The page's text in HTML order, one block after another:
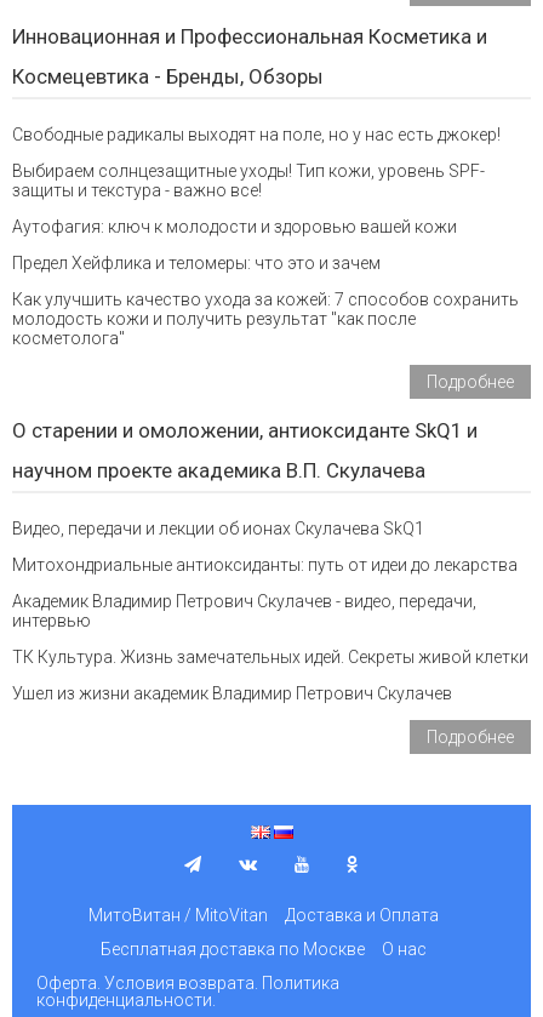
Инновационная и Профессиональная Косметика и
Космецевтика - Бренды, Обзоры
Свободные радикалы выходят на поле, но у нас есть джокер!
Выбираем солнцезащитные уходы! Тип кожи, уровень SPF-
защиты и текстура - важно все!
Аутофагия: ключ к молодости и здоровью вашей кожи
Предел Хейфлика и теломеры: что это и зачем
Как улучшить качество ухода за кожей: 7 способов сохранить
молодость кожи и получить результат "как после
косметолога"
Подробнее
О старении и омоложении, антиоксиданте SkQ1 и
научном проекте академика В.П. Скулачева
Видео, передачи и лекции об ионах Скулачева SkQ1
Митохондриальные антиоксиданты: путь от идеи до лекарства
Академик Владимир Петрович Скулачев - видео, передачи,
интервью
ТК Культура. Жизнь замечательных идей. Секреты живой клетки
Ушел из жизни академик Владимир Петрович Скулачев
Подробнее
МитоВитан / MitoVitan
Доставка и Оплата
Бесплатная доставка по Москве
О нас
Оферта. Условия возврата. Политика
конфиденциальности.